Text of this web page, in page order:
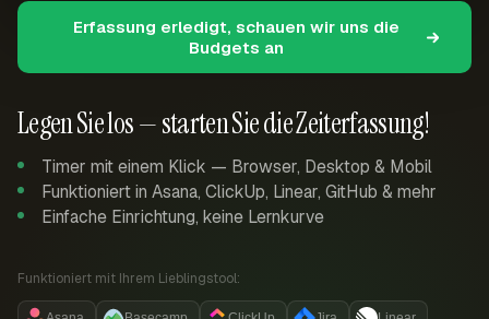
Legen Sie los — starten Sie die Zeiterfassung!
Timer mit einem Klick — Browser, Desktop & Mobil
Funktioniert in Asana, ClickUp, Linear, GitHub & mehr
Einfache Einrichtung, keine Lernkurve
Funktioniert mit Ihrem Lieblingstool:
Erfassung erledigt, schauen wir uns die
Budgets an